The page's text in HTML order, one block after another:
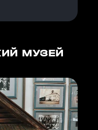
МУЗЕЙ